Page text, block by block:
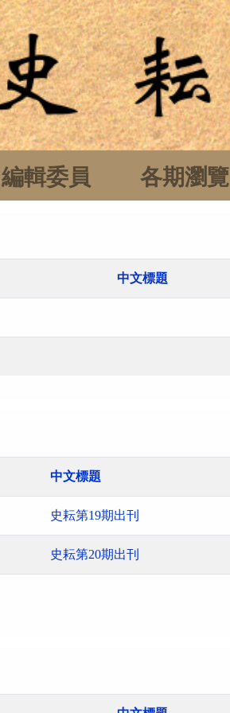
編輯委員 各期瀏覽
中文標題
中文標題
史耘第19期出刊
史耘第20期出刊